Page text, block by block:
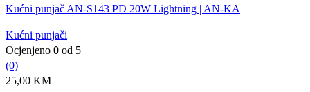
Kućni punjač AN-S143 PD 20W Lightning | AN-KA
Kućni punjači
Ocjenjeno 0 od 5
(0)
25,00 KM